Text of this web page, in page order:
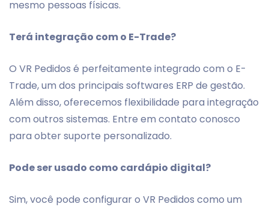
mesmo pessoas físicas.
Terá integração com o E-Trade?
O VR Pedidos é perfeitamente integrado com o E-
Trade, um dos principais softwares ERP de gestão.
Além disso, oferecemos flexibilidade para integração
com outros sistemas. Entre em contato conosco
para obter suporte personalizado.
Pode ser usado como cardápio digital?
Sim, você pode configurar o VR Pedidos como um